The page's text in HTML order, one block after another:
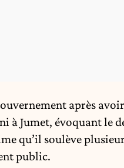
après
à Jumet, évoquant le
qu’il soulève
public.